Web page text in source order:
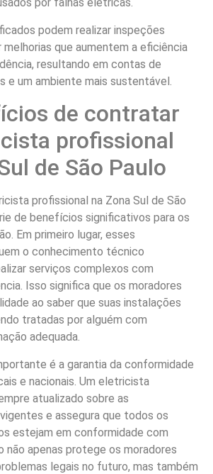
por falhas elétricas.
podem realizar inspeções
melhorias que aumentem a eficiência
resultando em contas de
e um ambiente mais sustentável.
de contratar
profissional
de São Paulo
profissional na Zona Sul de São
de benefícios significativos para os
Em primeiro lugar, esses
o conhecimento técnico
serviços complexos com
Isso significa que os moradores
ao saber que suas instalações
tratadas por alguém com
adequada.
é a garantia da conformidade
e nacionais. Um eletricista
atualizado sobre as
e assegura que todos os
estejam em conformidade com
não apenas protege os moradores
legais no futuro, mas também